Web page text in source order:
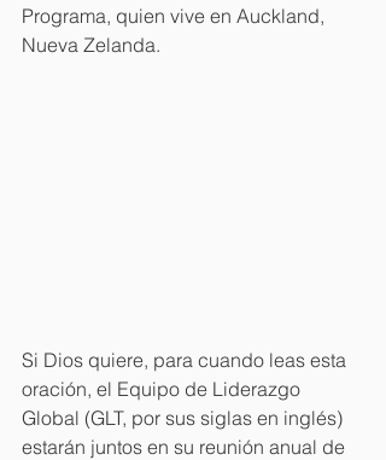
Programa, quien vive en Auckland,
Nueva Zelanda.
Si Dios quiere, para cuando leas esta
oración, el Equipo de Liderazgo
Global (GLT, por sus siglas en inglés)
estarán juntos en su reunión anual de